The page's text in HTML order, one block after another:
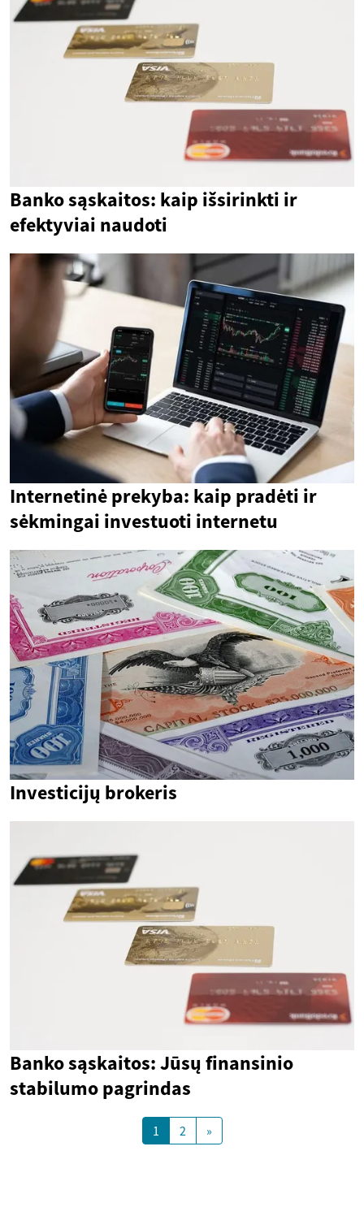
Banko sąskaitos: kaip išsirinkti ir
efektyviai naudoti
Internetinė prekyba: kaip pradėti ir
sėkmingai investuoti internetu
Investicijų brokeris
Banko sąskaitos: Jūsų finansinio
stabilumo pagrindas
1 2 »